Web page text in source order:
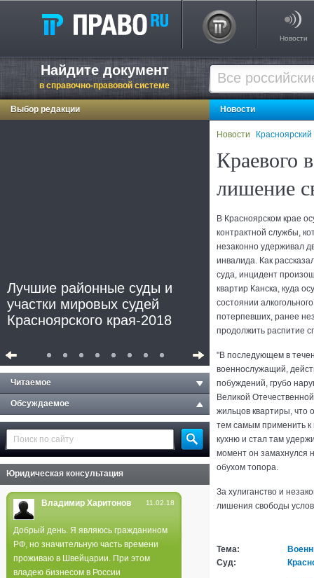
Новости
Найдите документ
в справочно-правовой системе
Выбор редакции
Лучшие районные суды и
участки мировых судей
Красноярского края-2018
Полиция не нашла следов
поджога в лесах края
Читаемое
Обсуждаемое
Юридическая консультация
11.02.18
Владимир Харитонов
Добрый день. Я являюсь гражданином
РФ, но значительную часть времени
проживаю в Швейцарии. При этом
владею бизнесом в России
Новости
Новости
Краевого
лишение
В Красноярском крае
контрактной службы,
незаконно удерживал
инвалида. Как
суда, инцидент
квартир Канска, куда
состоянии
потерпевших, ранее
продолжить распитие
"В последующем в
военнослужащий,
побуждений, грубо
Великой
жильцов квартиры, что
тем самым применить к
кухню и стал там
момент он замахнулся
обухом топора.
За хулиганство и
лишения свободы
Тема:
Суд: